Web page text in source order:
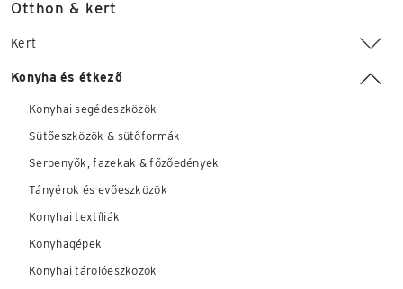
Otthon & kert
Kert
Konyha és étkező
Konyhai segédeszközök
Sütőeszközök & sütőformák
Serpenyők, fazekak & főzőedények
Tányérok és evőeszközök
Konyhai textíliák
Konyhagépek
Konyhai tárolóeszközök